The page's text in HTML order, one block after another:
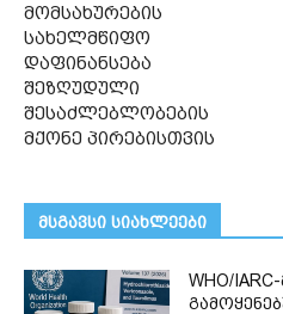
მომსახურების
სახელმწიფო
დაფინანსება
შეზღუდული
შესაძლებლობების
მქონე პირებისთვის
მსგავსი სიახლეები
WHO/